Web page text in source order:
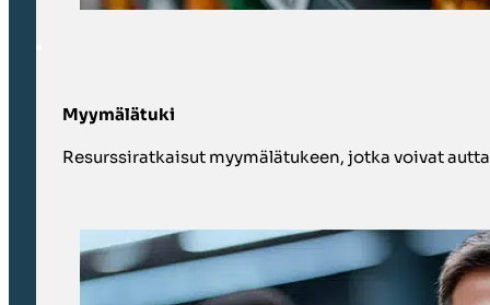
Myymälätuki
Resurssiratkaisut myymälätukeen, jotka voivat